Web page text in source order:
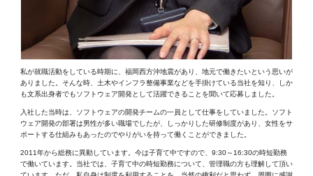
私が就職活動をしている時期に、福岡西方沖地震があり、地元で働きたいという思いが
ありました。そんな時、土木やインフラ整備事業などを手掛けている当社を知り、しか
も文系出身者でもソフトウェア開発として活躍できることを聞いて応募しました。
入社した当時は、ソフトウェアの開発チームの一員として仕事をしていました。ソフト
ウェア開発の部署は男性が多い職場でしたが、しっかりした研修制度があり、女性をサ
ポートする仕組みもあったのでやりがいを持って働くことができました。
2011年から総務に異動しています。今は子育て中ですので、9:30～16:30の時短勤務
で働いています。当社では、子育て中の時短勤務について、管理職の方も理解して頂い